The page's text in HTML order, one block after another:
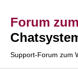
Forum
Support-Forum zum